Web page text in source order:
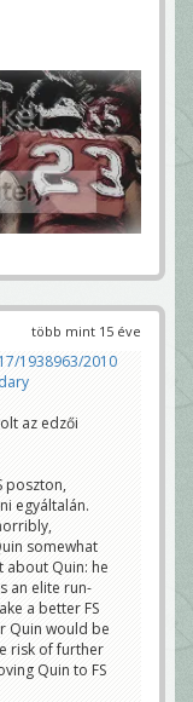
több mint 15 éve
1938963/2010
az edzői
poszton,
egyáltalán.
somewhat
about Quin: he
an elite run-
a better FS
Quin would be
risk of further
Quin to FS